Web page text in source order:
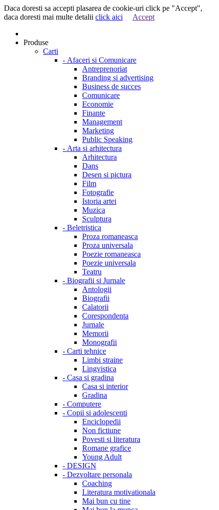
Daca doresti sa accepti plasarea de cookie-uri click pe "Accept",
daca doresti mai multe detalii click aici Accept
Produse
Carti
- Afaceri si Comunicare
Antreprenoriat
Branding si advertising
Business de succes
Comunicare
Economie
Finante
Management
Marketing
Public Speaking
- Arta si arhitectura
Arhitectura
Dans
Desen si pictura
Film
Fotografie
Istoria artei
Muzica
Sculptura
- Beletristica
Proza romaneasca
Proza universala
Poezie romaneasca
Poezie universala
Teatru
- Biografii si Jurnale
Antologii
Biografii
Calatorii
Corespondenta
Jurnale
Memorii
Monografii
- Carti tehnice
Limbi straine
Lingvistica
- Casa si gradina
Casa si interior
Gradina
- Computere
- Copii si adolescenti
Enciclopedii
Non fictiune
Povesti si literatura
Romane grafice
Young Adult
- DESIGN
- Dezvoltare personala
Coaching
Literatura motivationala
Mai bun cu tine